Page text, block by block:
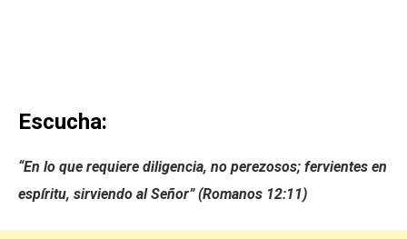
Escucha:
“En lo que requiere diligencia, no perezosos; fervientes en
espíritu, sirviendo al Señor” (Romanos 12:11)